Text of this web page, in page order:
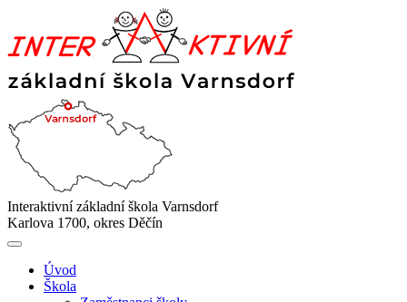
Interaktivní základní škola Varnsdorf
Karlova 1700, okres Děčín
Úvod
Škola